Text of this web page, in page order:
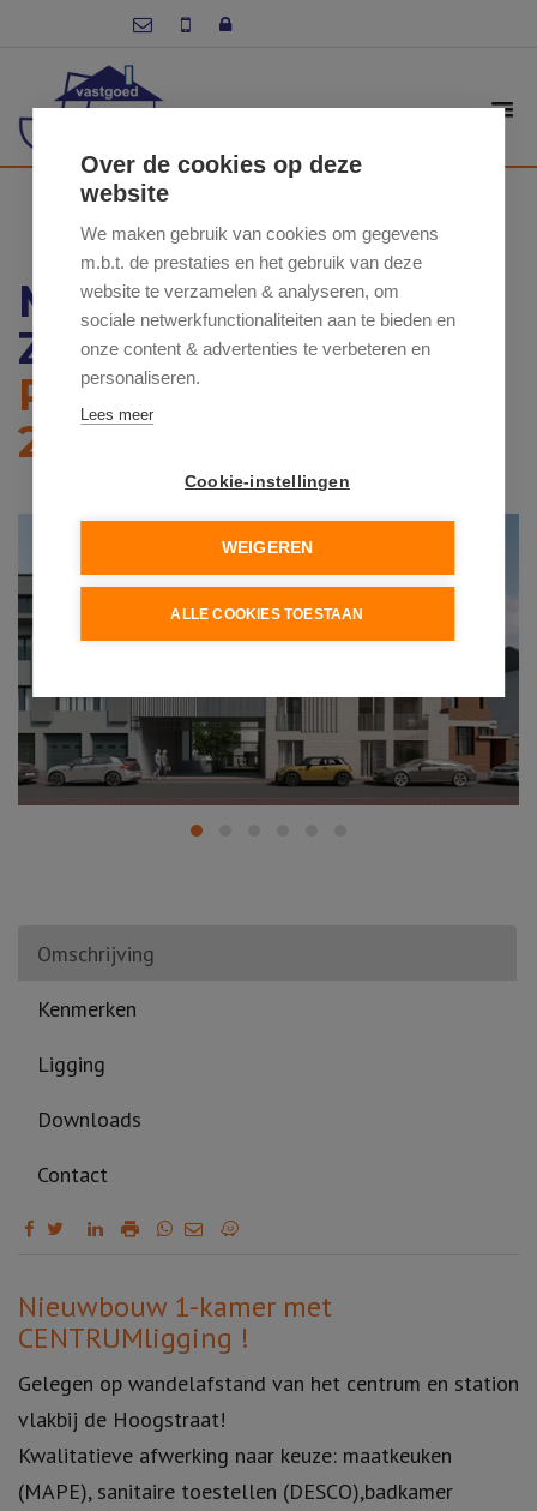
MEIRE 9 , 9620
ZOTTEGEM
PRIJS VANAF: €
249 500
Omschrijving
Kenmerken
Ligging
Downloads
Contact
Omschrijving
Nieuwbouw 1-kamer met
CENTRUMligging !
Gelegen op wandelafstand van het centrum en station
vlakbij de Hoogstraat!
Kwalitatieve afwerking naar keuze: maatkeuken
(MAPE), sanitaire toestellen (DESCO),badkamer
Over de cookies op deze
website
We maken gebruik van cookies om gegevens
m.b.t. de prestaties en het gebruik van deze
website te verzamelen & analyseren, om
sociale netwerkfunctionaliteiten aan te bieden en
onze content & advertenties te verbeteren en
personaliseren.
Lees meer
Cookie-instellingen
WEIGEREN
ALLE COOKIES TOESTAAN